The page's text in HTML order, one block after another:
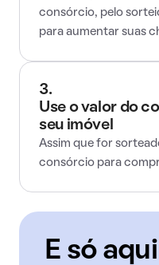
consórcio, pelo
para aumentar suas
3.
Use o valor do
seu imóvel
Assim que for
consórcio para
E só